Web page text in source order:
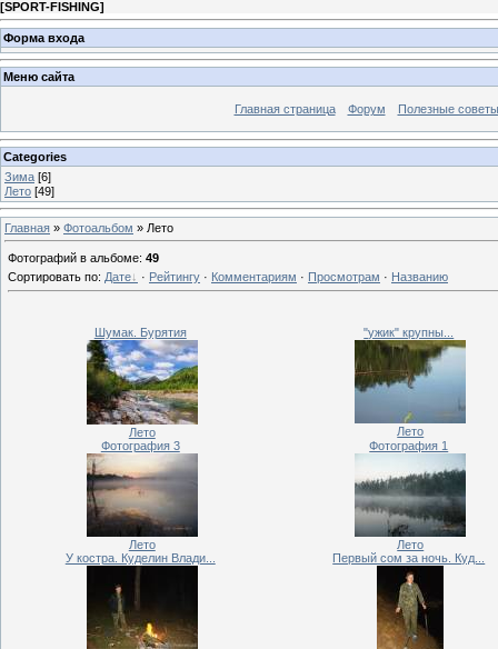
[SPORT-FISHING]
Форма входа
Меню сайта
Главная страница Форум Полезные советы
Categories
Зима [6]
Лето [49]
Главная » Фотоальбом » Лето
Фотографий в альбоме: 49
Сортировать по: Дате · Рейтингу · Комментариям · Просмотрам · Названию
Шумак. Бурятия
Лето
"ужик" крупны...
Лето
Фотография 3
Лето
Фотография 1
Лето
У костра. Куделин Влади...
Первый сом за ночь. Куд...